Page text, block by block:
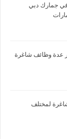
في جمارك دبي
عدة وظائف شاغرة
لمختلف